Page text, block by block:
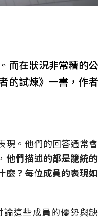
而在狀況非常糟的公
的試煉》一書，作者
現。他們的回答通常會
他們描述的都是籠統的
？每位成員的表現如
這些成員的優勢與缺